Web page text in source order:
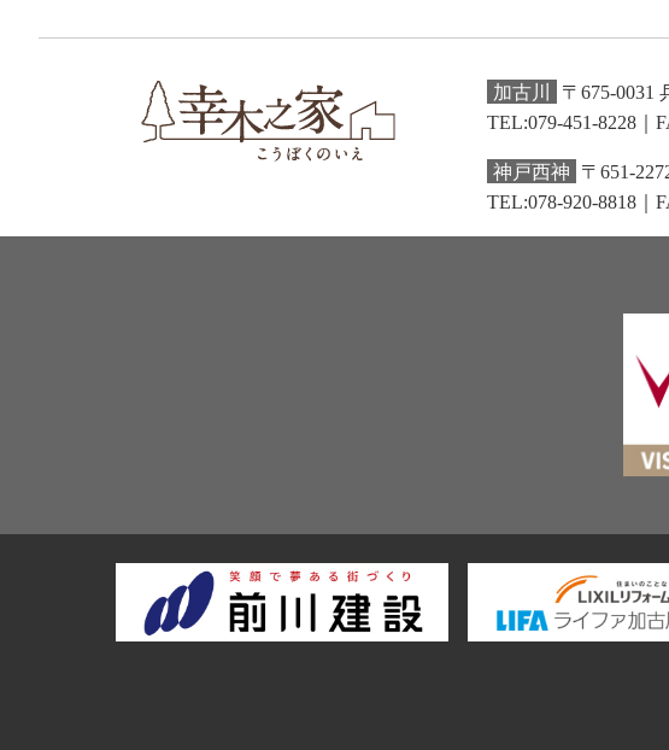
加古川
〒675-0031
TEL:079-451-8228｜
神戸西神
〒651-
TEL:078-920-8818｜